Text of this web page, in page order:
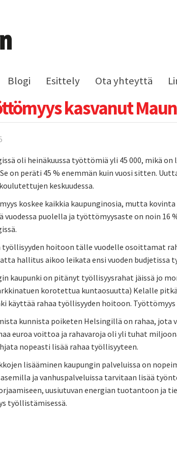
Blogi Esittely Ota yhteyttä
kasvanut
oli heinäkuussa työttömiä yli 45 000, mikä
Se on peräti 45 % enemmän kuin vuosi sitten.
keskuudessa.
koskee kaikkia kaupunginosia, mutta
vuodessa puolella ja työttömyysaste on noin 16
hoitoon tälle vuodelle osoittamat
hallitus aikoo leikata ensi vuoden budjetissa
kaupunki on pitänyt työllisyysrahat jäissä jo
korotettua kuntaosuutta) Kelalle
käyttää rahaa työllisyyden hoitoon.
kunnista poiketen Helsingillä on rahaa,
euroa voittoa ja rahavaroja oli yli tuhat
nopeasti lisää rahaa työllisyyteen.
lisääminen kaupungin palveluissa on
ja vanhuspalveluissa tarvitaan lisää
uusiutuvan energian tuotantoon ja
työllistämisessä.